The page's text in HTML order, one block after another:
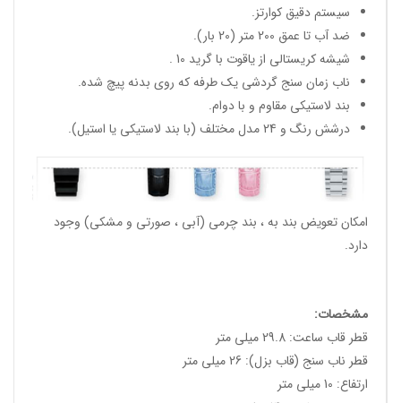
سیستم دقیق کوارتز.
ضد آب تا عمق 200 متر (20 بار).
شیشه کریستالی از یاقوت با گرید 10 .
ناب زمان سنج گردشی یک طرفه که روی بدنه پیچ شده.
بند لاستیکی مقاوم و با دوام.
درشش رنگ و 24 مدل مختلف (با بند لاستیکی یا استیل).
امکان تعویض بند به ، بند چرمی (آبی ، صورتی و مشکی) وجود
دارد.
مشخصات:
قطر قاب ساعت: 29.8 میلی متر
قطر ناب سنج (قاب بزل): 26 میلی متر
ارتفاع: 10 میلی متر